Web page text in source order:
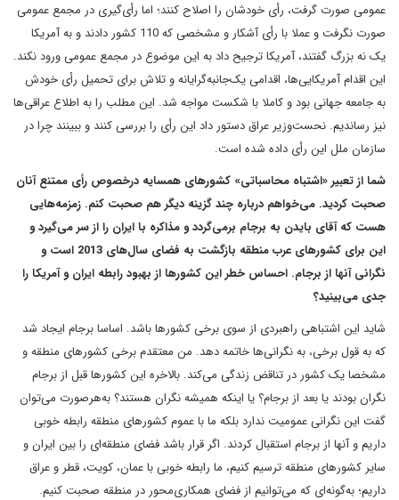
عمومی صورت گرفت، رأی خودشان را اصلاح کنند؛ اما رأی‌گیری در مجمع عمومی
صورت نگرفت و عملا با رأی آشکار و مشخصی که 110 کشور دادند و به آمریکا
یک نه بزرگ گفتند، آمریکا ترجیح داد به این موضوع در مجمع عمومی ورود نکند.
این اقدام آمریکایی‌ها، اقدامی یک‌جانبه‌گرایانه و تلاش برای تحمیل رأی خودش
به جامعه جهانی بود و کاملا با شکست مواجه شد. این مطلب را به اطلاع عراقی‌ها
نیز رساندیم. نحست‌وزیر عراق دستور داد این رأی را بررسی کنند و ببینند چرا در
سازمان ملل این رأی داده شده است.
شما از تعبیر «اشتباه محاسباتی» کشورهای همسایه در‌خصوص رأی ممتنع آنان
صحبت کردید. می‌خواهم درباره چند گزینه دیگر هم صحبت کنم. زمزمه‌هایی
هست که آقای بایدن به برجام برمی‌گردد و مذاکره با ایران را از سر می‌گیرد و
این برای کشورهای عرب منطقه بازگشت به فضای سال‌های 2013 است و
نگرانی‌ آنها از برجام. احساس خطر این کشورها از بهبود رابطه ایران و آمریکا را
جدی می‌بینید؟
شاید این اشتباهی راهبردی از سوی برخی کشورها باشد. اساسا برجام ایجاد شد
که به قول برخی، به نگرانی‌ها خاتمه دهد. من معتقدم برخی کشورهای منطقه و
مشخصا یک کشور در تناقض زندگی می‌کند. بالاخره این کشورها قبل از برجام
نگران بودند یا بعد از برجام؟ یا اینکه همیشه نگران هستند؟ به‌هر‌صورت می‌توان
گفت این نگرانی عمومیت ندارد بلکه ما با عموم کشورهای منطقه رابطه خوبی
داریم و آنها از برجام استقبال کردند. اگر قرار باشد فضای منطقه‌ای را بین ایران و
سایر کشورهای منطقه ترسیم کنیم، ما رابطه خوبی با عمان، کویت، قطر و عراق
داریم؛ به‌گونه‌ای که می‌توانیم از فضای همکاری‌محور در منطقه صحبت کنیم.